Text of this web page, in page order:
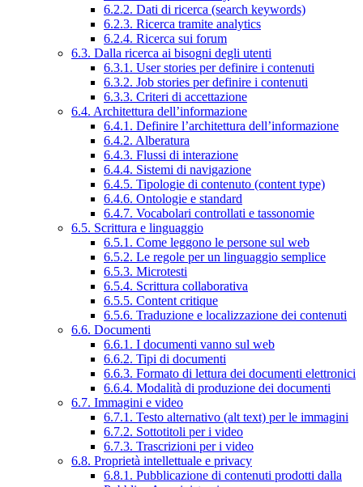
6.2.2. Dati di ricerca (search keywords)
6.2.3. Ricerca tramite analytics
6.2.4. Ricerca sui forum
6.3. Dalla ricerca ai bisogni degli utenti
6.3.1. User stories per definire i contenuti
6.3.2. Job stories per definire i contenuti
6.3.3. Criteri di accettazione
6.4. Architettura dell’informazione
6.4.1. Definire l’architettura dell’informazione
6.4.2. Alberatura
6.4.3. Flussi di interazione
6.4.4. Sistemi di navigazione
6.4.5. Tipologie di contenuto (content type)
6.4.6. Ontologie e standard
6.4.7. Vocabolari controllati e tassonomie
6.5. Scrittura e linguaggio
6.5.1. Come leggono le persone sul web
6.5.2. Le regole per un linguaggio semplice
6.5.3. Microtesti
6.5.4. Scrittura collaborativa
6.5.5. Content critique
6.5.6. Traduzione e localizzazione dei contenuti
6.6. Documenti
6.6.1. I documenti vanno sul web
6.6.2. Tipi di documenti
6.6.3. Formato di lettura dei documenti elettronici
6.6.4. Modalità di produzione dei documenti
6.7. Immagini e video
6.7.1. Testo alternativo (alt text) per le immagini
6.7.2. Sottotitoli per i video
6.7.3. Trascrizioni per i video
6.8. Proprietà intellettuale e privacy
6.8.1. Pubblicazione di contenuti prodotti dalla